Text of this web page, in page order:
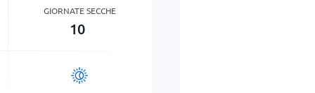
GIORNATE SECCHE
10